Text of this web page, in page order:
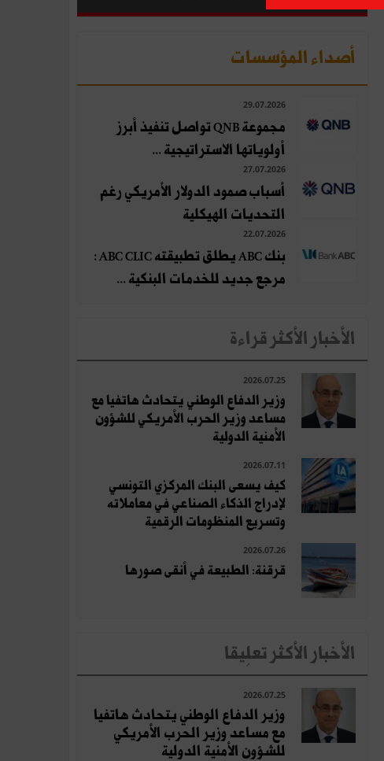
أصداء المؤسسات
29.07.2026
مجموعة QNB تواصل تنفيذ أبرز
أولوياتها الاستراتيجية ...
27.07.2026
أسباب صمود الدولار الأمريكي رغم
التحديات الهيكلية
22.07.2026
بنك ABC يطلق تطبيقته ABC CLIC :
مرجع جديد للخدمات البنكية ...
الأخبار الأكثر قراءة
2026.07.25
وزير الدفاع الوطني يتحادث هاتفيا مع
مساعد وزير الحرب الأمريكي للشؤون
الأمنية الدولية
2026.07.11
كيف يسعى البنك المركزي التونسي
لإدراج الذكاء الصناعي في معاملاته
وتسريع المنظومات الرقمية
2026.07.26
قرقنة: الطبيعة في أنقى صورها
الأخبار الأكثر تعلِيقا
2026.07.25
وزير الدفاع الوطني يتحادث هاتفيا
مع مساعد وزير الحرب الأمريكي
للشؤون الأمنية الدولية